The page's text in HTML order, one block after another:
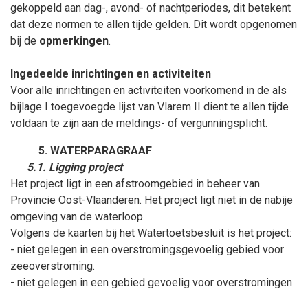
gekoppeld aan dag-, avond- of nachtperiodes, dit betekent
dat deze normen te allen tijde gelden. Dit wordt opgenomen
bij de opmerkingen.
Ingedeelde inrichtingen en activiteiten
Voor alle inrichtingen en activiteiten voorkomend in de als
bijlage I toegevoegde lijst van Vlarem II dient te allen tijde
voldaan te zijn aan de meldings- of vergunningsplicht.
WATERPARAGRAAF
5.1. Ligging project
Het project ligt in een afstroomgebied in beheer van
Provincie Oost-Vlaanderen. Het project ligt niet in de nabije
omgeving van de waterloop.
Volgens de kaarten bij het Watertoetsbesluit is het project:
- niet gelegen in een overstromingsgevoelig gebied voor
zeeoverstroming.
- niet gelegen in een gebied gevoelig voor overstromingen